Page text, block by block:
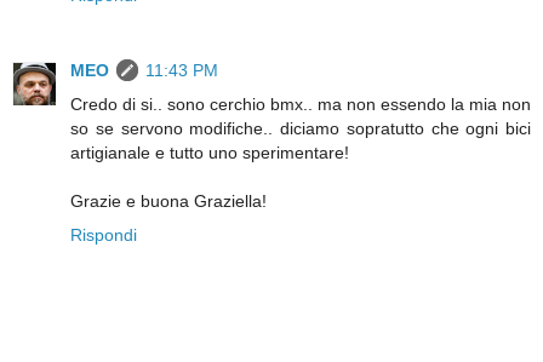
MEO
11:43 PM
Credo di si.. sono cerchio bmx.. ma non essendo la mia non
so se servono modifiche.. diciamo sopratutto che ogni bici
artigianale e tutto uno sperimentare!
Grazie e buona Graziella!
Rispondi